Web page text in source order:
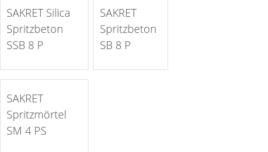
SAKRET Silica
Spritzbeton
SSB 8 P
auf die Merkliste >
SAKRET
Spritzbeton
SB 8 P
SAKRET
Spritzmörtel
SM 4 PS